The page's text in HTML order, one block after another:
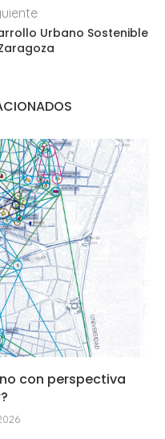
Urbano Sostenible
con perspectiva